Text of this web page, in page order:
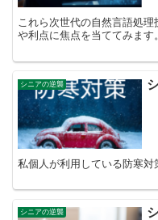
これら次世代の自然言語処
や利点に焦点を当ててみます。
シニアの逆襲
私個人が利用している防寒対
シニアの逆襲